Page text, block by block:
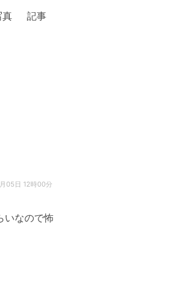
真 記事
05日 12時00分
いなので怖